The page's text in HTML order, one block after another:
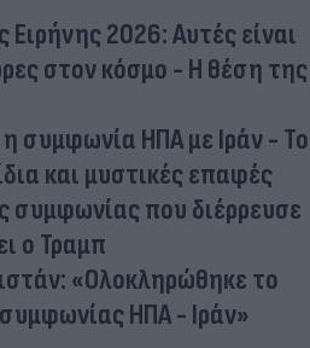
Ειρήνης 2026: Αυτές είναι
στον κόσμο - Η θέση της
συμφωνία ΗΠΑ με Ιράν - Το
και μυστικές επαφές
συμφωνίας που διέρρευσε
ο Τραμπ
«Ολοκληρώθηκε το
ΗΠΑ - Ιράν»